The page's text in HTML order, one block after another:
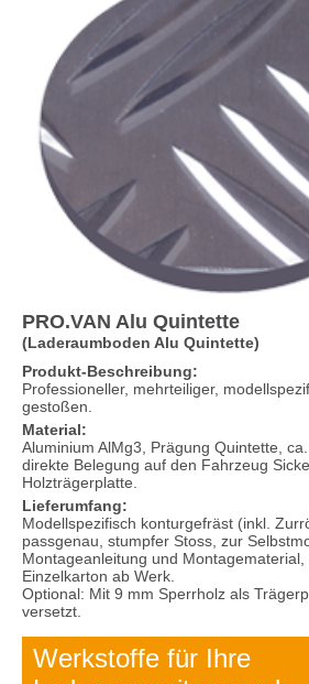
PRO.VAN Alu Quintette
(Laderaumboden Alu Quintette)
Produkt-Beschreibung:
Professioneller, mehrteiliger,
gestoßen.
Material:
Aluminium AlMg3, Prägung Quintette,
direkte Belegung auf den Fahrzeug
Holzträgerplatte.
Lieferumfang:
Modellspezifisch konturgefräst (inkl.
passgenau, stumpfer Stoss, zur
Montageanleitung und Montagematerial,
Einzelkarton ab Werk.
Optional: Mit 9 mm Sperrholz als
versetzt.
Werkstoffe für Ihre